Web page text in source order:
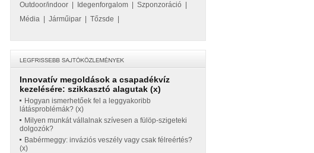
Outdoor/indoor
Idegenforgalom Szponzoráció
Média
Járműipar Tőzsde
Innovatív megoldások a csapadékvíz
kezelésére: szikkasztó alagutak (x)
Hogyan ismerhetőek fel a leggyakoribb
látásproblémák? (x)
Milyen munkát vállalnak szívesen a fülöp-szigeteki
dolgozók?
Babérmeggy: inváziós veszély vagy csak félreértés?
(x)